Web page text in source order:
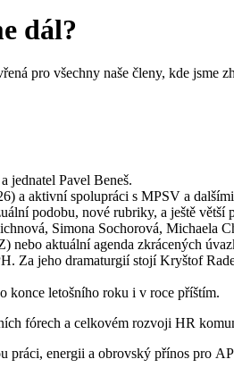
dál?
pro všechny naše členy, kde jsme
jednatel Pavel Beneš.
a aktivní spolupráci s MPSV a
podobu, nové rubriky, a ještě větší
Simona Sochorová, Michaela
nebo aktuální agenda zkrácených
Za jeho dramaturgií stojí Kryštof
konce letošního roku i v roce příštím.
fórech a celkovém rozvoji HR
energii a obrovský přínos pro